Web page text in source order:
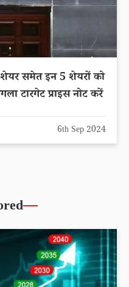
समेत इन 5 शेयरों को
टारगेट प्राइस नोट करें
6th Sep 2024